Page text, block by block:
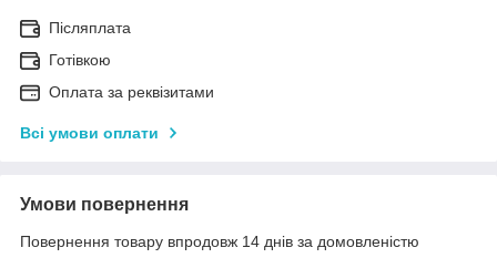
Післяплата
Готівкою
Оплата за реквізитами
Всі умови оплати
Умови повернення
Повернення товару впродовж 14 днів за домовленістю